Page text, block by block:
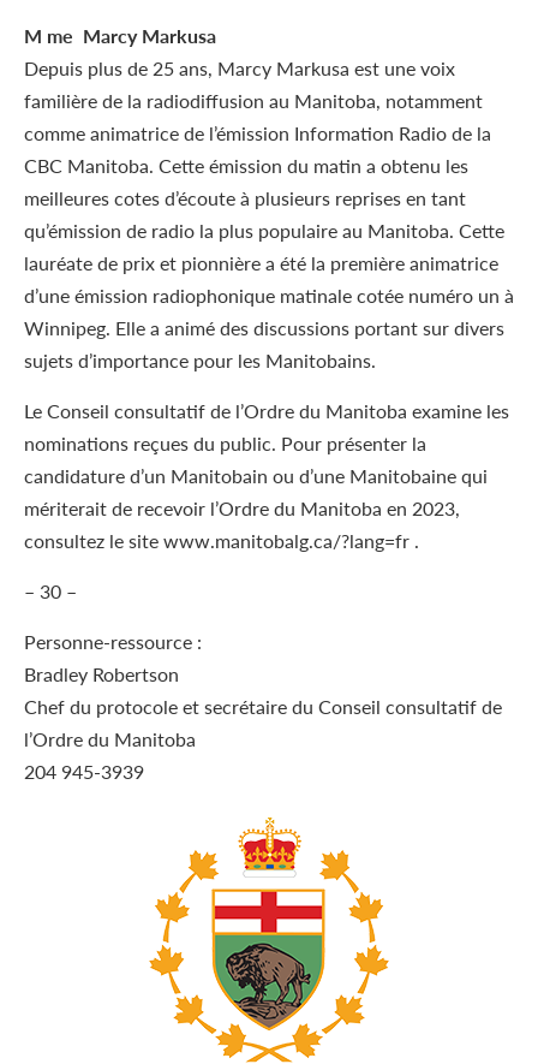
M me Marcy Markusa
Depuis plus de 25 ans, Marcy Markusa est une voix
familière de la radiodiffusion au Manitoba, notamment
comme animatrice de l’émission Information Radio de la
CBC Manitoba. Cette émission du matin a obtenu les
meilleures cotes d’écoute à plusieurs reprises en tant
qu’émission de radio la plus populaire au Manitoba. Cette
lauréate de prix et pionnière a été la première animatrice
d’une émission radiophonique matinale cotée numéro un à
Winnipeg. Elle a animé des discussions portant sur divers
sujets d’importance pour les Manitobains.
Le Conseil consultatif de l’Ordre du Manitoba examine les
nominations reçues du public. Pour présenter la
candidature d’un Manitobain ou d’une Manitobaine qui
mériterait de recevoir l’Ordre du Manitoba en 2023,
consultez le site www.manitobalg.ca/?lang=fr .
– 30 –
Personne-ressource :
Bradley Robertson
Chef du protocole et secrétaire du Conseil consultatif de
l’Ordre du Manitoba
204 945-3939